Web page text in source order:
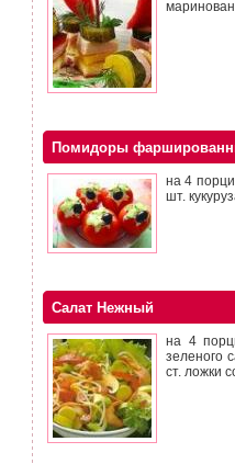
Помидоры
на 4
шт.
Салат Нежный
на 4
зеленого
ст. ложки